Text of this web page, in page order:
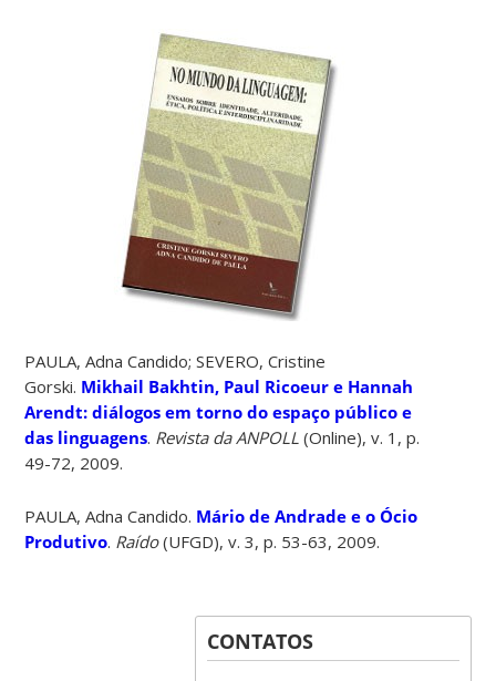
PAULA, Adna Candido; SEVERO, Cristine
Gorski. Mikhail Bakhtin, Paul Ricoeur e Hannah
Arendt: diálogos em torno do espaço público e
das linguagens. Revista da ANPOLL (Online), v. 1, p.
49-72, 2009.
PAULA, Adna Candido. Mário de Andrade e o Ócio
Produtivo. Raído(UFGD), v. 3, p. 53-63, 2009.
CONTATOS